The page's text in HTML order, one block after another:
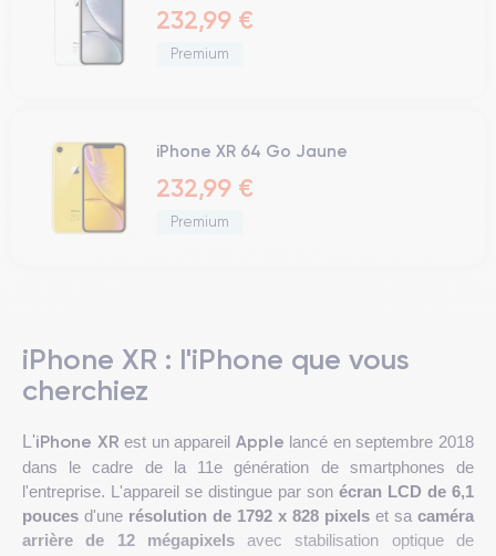
232,99 €
Premium
iPhone XR 64 Go Jaune
232,99 €
Premium
iPhone XR : l'iPhone que vous
cherchiez
L'iPhone XR est un appareil Apple lancé en septembre 2018
dans le cadre de la 11e génération de smartphones de
l'entreprise. L'appareil se distingue par son écran LCD de 6,1
pouces d'une résolution de 1792 x 828 pixels et sa caméra
arrière de 12 mégapixelsavec stabilisation optique de